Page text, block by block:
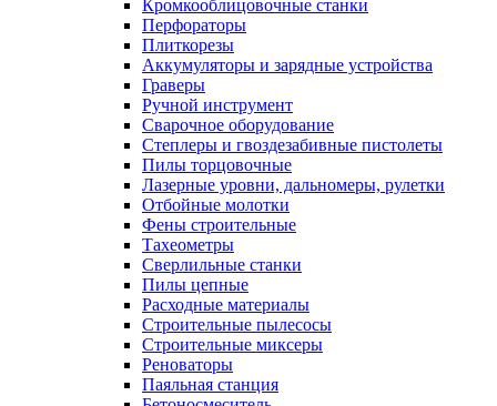
Кромкооблицовочные станки
Перфораторы
Плиткорезы
Аккумуляторы и зарядные устройства
Граверы
Ручной инструмент
Сварочное оборудование
Степлеры и гвоздезабивные пистолеты
Пилы торцовочные
Лазерные уровни, дальномеры, рулетки
Отбойные молотки
Фены строительные
Тахеометры
Сверлильные станки
Пилы цепные
Расходные материалы
Строительные пылесосы
Строительные миксеры
Реноваторы
Паяльная станция